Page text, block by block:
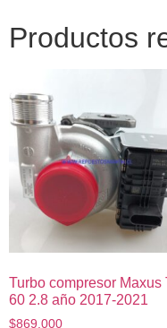
Productos
Turbo compresor Maxus
60 2.8 año 2017-2021
$869.000